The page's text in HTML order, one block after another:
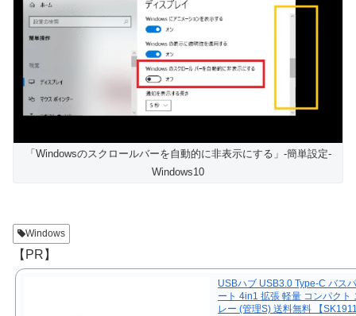
「Windowsのスクロールバーを自動的に非表示にする」-簡単設定-
Windows10
Windows
【PR】
USBハブ USB3.0 Type-C バス
ート 4in1 拡張 軽量 コンパクト
レー (管理S) 送料無料 【